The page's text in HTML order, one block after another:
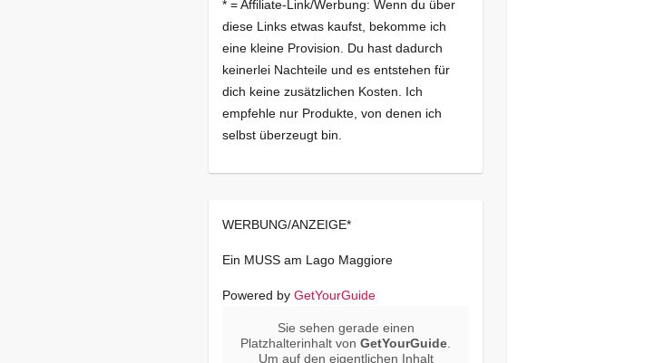
* = Affiliate-Link/Werbung: Wenn du über
diese Links etwas kaufst, bekomme ich
eine kleine Provision. Du hast dadurch
keinerlei Nachteile und es entstehen für
dich keine zusätzlichen Kosten. Ich
empfehle nur Produkte, von denen ich
selbst überzeugt bin.
WERBUNG/ANZEIGE*
Ein MUSS am Lago Maggiore
Powered by GetYourGuide
Sie sehen gerade einen
Platzhalterinhalt vonGetYourGuide
Um auf den eigentlichen Inhalt